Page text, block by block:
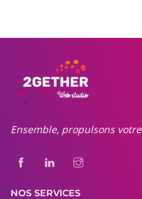
Ensemble, propulsons
NOS SERVICES